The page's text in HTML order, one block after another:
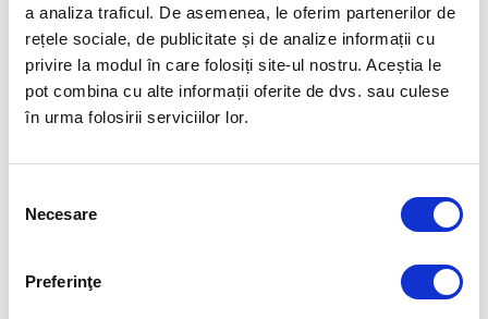
a analiza traficul. De asemenea, le oferim partenerilor de
rețele sociale, de publicitate și de analize informații cu
privire la modul în care folosiți site-ul nostru. Aceștia le
pot combina cu alte informații oferite de dvs. sau culese
în urma folosirii serviciilor lor.
consimțământului
Necesare
Preferinţe
Articolul precedent
SORANA CÎRSTEA A ATINS
FAZA „OPTIMILOR” LA
TURNEUL DE LA CINCINNATI
Articolul următor
NAȚIONALA MASCULINĂ DE
VOLEI A CÂȘTIGAT CELE 3
FUELLED BY